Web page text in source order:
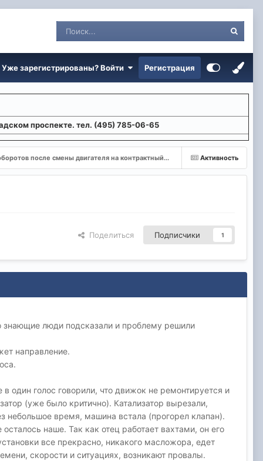
Уже зарегистрированы? Войти Регистрация
проспекте. тел. (495) 785-06-65
Активность
после смены двигателя на контрактный...
Поделиться Подписчики 1
люди подсказали и проблему решили
направление.
один голос говорили, что движок не ремонтируется и
(уже было критично). Катализатор вырезали,
небольшое время, машина встала (прогорел клапан).
наше. Так как отец работает вахтами, он его
все прекрасно, никакого масложора, едет
скорости и ситуациях, возникают провалы.